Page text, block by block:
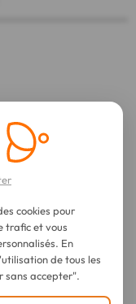
cookies pour
trafic et vous
En
de tous les
sans accepter".